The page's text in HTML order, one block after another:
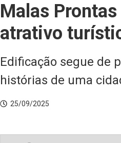
Malas
atrativo
Edificação segue de
histórias de uma
25/09/2025